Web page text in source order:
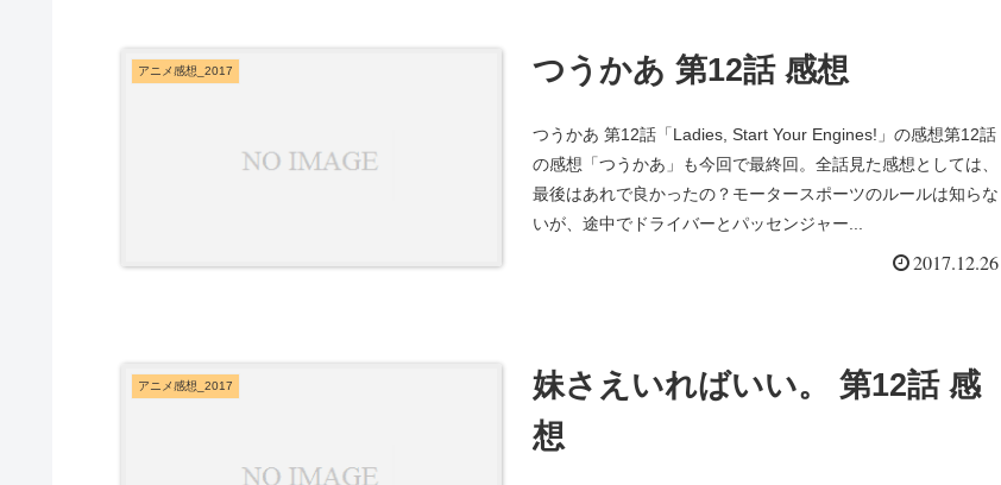
アニメ感想_2017 つうかあ 第12話 感想
つうかあ 第12話「Ladies, Start Your Engines!」の感想第12話
の感想「つうかあ」も今回で最終回。全話見た感想としては、
最後はあれで良かったの？モータースポーツのルールは知らな
いが、途中でドライバーとパッセンジャー...
2017.12.26
アニメ感想_2017
妹さえいればいい。 第12話 感
想